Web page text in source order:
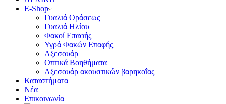
E-Shop
Γυαλιά Οράσεως
Γυαλιά Ηλίου
Φακοί Επαφής
Υγρά Φακών Επαφής
Αξεσουάρ
Οπτικά Βοηθήματα
Αξεσουάρ ακουστικών βαρηκοΐας
Καταστήματα
Νέα
Επικοινωνία